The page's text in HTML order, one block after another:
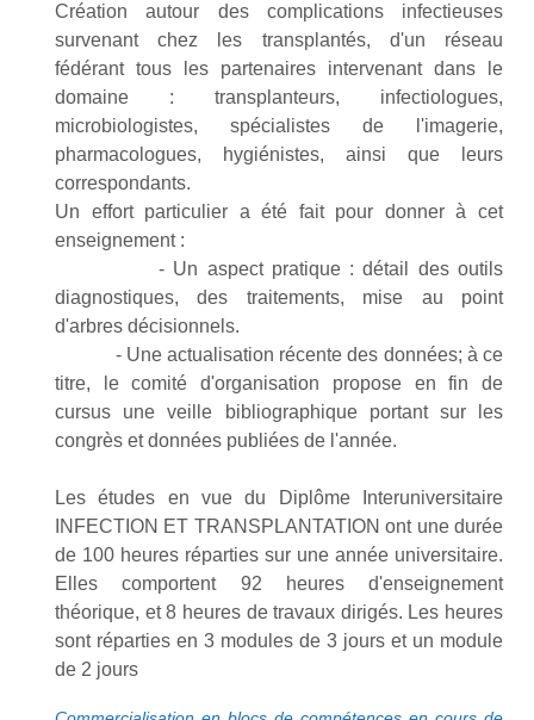
Création autour des complications infectieuses
survenant chez les transplantés, d'un réseau
fédérant tous les partenaires intervenant dans le
domaine : transplanteurs, infectiologues,
microbiologistes, spécialistes de l'imagerie,
pharmacologues, hygiénistes, ainsi que leurs
correspondants.
Un effort particulier a été fait pour donner à cet
enseignement :
- Un aspect pratique : détail des outils
diagnostiques, des traitements, mise au point
d'arbres décisionnels.
- Une actualisation récente des données; à ce
titre, le comité d'organisation propose en fin de
cursus une veille bibliographique portant sur les
congrès et données publiées de l'année.
Les
études en vue du Diplôme Interuniversitaire
INFECTION ET TRANSPLANTATION ont une durée
de 100 heures réparties sur une année universitaire.
Elles comportent 92 heures d'enseignement
théorique, et 8 heures de travaux dirigés. Les heures
sont réparties en 3 modules de 3 jours et un module
de 2 jours